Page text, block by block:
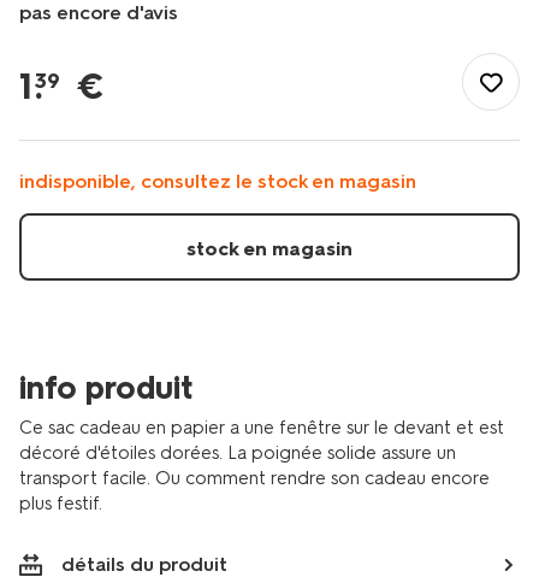
pas encore d'avis
fr/fete-
idees-
cadeau/sacs-
cadeaux/sac-
cadeau-
24x11x20-
etoiles-
-
-61100299.html
1.
39 €
indisponible, consultez le stock en magasin
stock en magasin
info produit
Ce sac cadeau en papier a une fenêtre sur le devant et est
décoré d'étoiles dorées. La poignée solide assure un
transport facile. Ou comment rendre son cadeau encore
plus festif.
détails du produit